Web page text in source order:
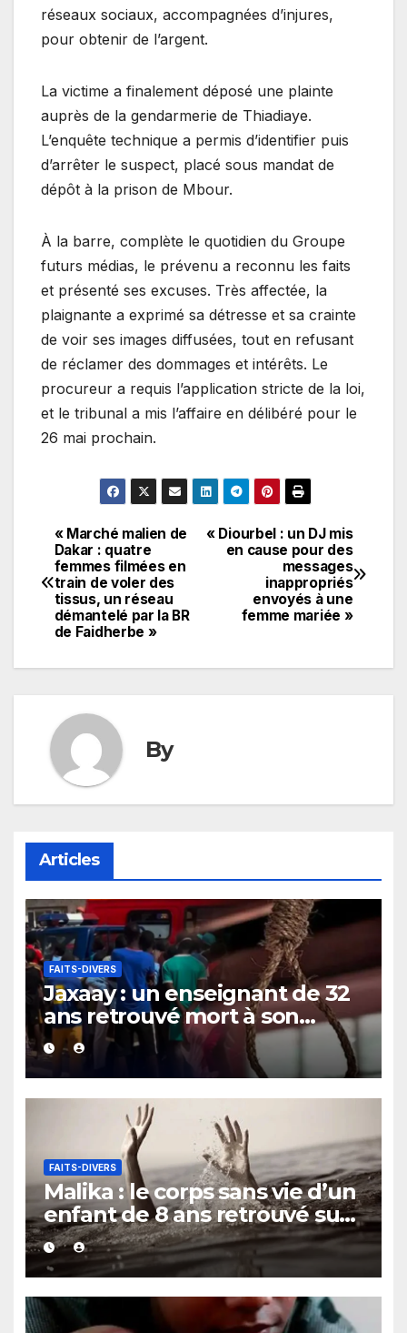
réseaux sociaux, accompagnées d’injures,
pour obtenir de l’argent.
La victime a finalement déposé une plainte
auprès de la gendarmerie de Thiadiaye.
L’enquête technique a permis d’identifier puis
d’arrêter le suspect, placé sous mandat de
dépôt à la prison de Mbour.
À la barre, complète le quotidien du Groupe
futurs médias, le prévenu a reconnu les faits
et présenté ses excuses. Très affectée, la
plaignante a exprimé sa détresse et sa crainte
de voir ses images diffusées, tout en refusant
de réclamer des dommages et intérêts. Le
procureur a requis l’application stricte de la loi,
et le tribunal a mis l’affaire en délibéré pour le
26 mai prochain.
Navigation
de
l’article
« Diourbel : un DJ mis
en cause pour des
messages
inappropriés
envoyés à une
femme mariée »
« Marché malien de
Dakar : quatre
femmes filmées en
train de voler des
tissus, un réseau
démantelé par la BR
de Faidherbe »
By
Articles
FAITS-DIVERS
Jaxaay : un enseignant de 32
ans retrouvé mort à son
domicile
FAITS-DIVERS
Malika : le corps sans vie d’un
enfant de 8 ans retrouvé sur
le rivage